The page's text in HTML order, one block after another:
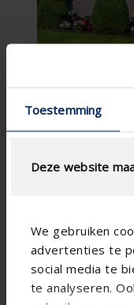
Toestemming
Deze website
We gebruiken
advertenties te
social media te
te analyseren.